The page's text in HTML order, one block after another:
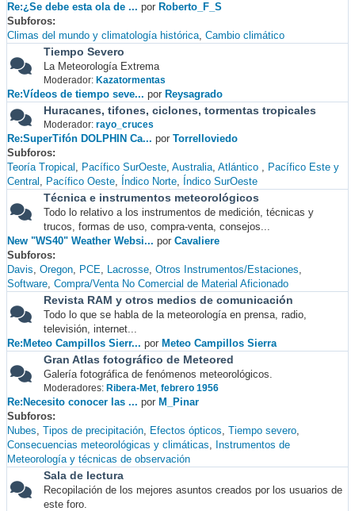
Re:¿Se debe esta ola de ... por Roberto_F_S
Subforos
Climas del mundo y climatología histórica Cambio climático
Tiempo Severo
La Meteorología Extrema
Moderador: Kazatormentas
Re:Vídeos de tiempo seve... por Reysagrado
Huracanes, tifones, ciclones, tormentas tropicales
Moderador: rayo_cruces
Re:SuperTifón DOLPHIN Ca... por Torrelloviedo
Subforos
Teoría Tropical
Pacífico SurOeste Australia Atlántico
Pacífico Este y
Central
Pacífico Oeste Índico Norte Índico SurOeste
Técnica e instrumentos meteorológicos
Todo lo relativo a los instrumentos de medición, técnicas y
trucos, formas de uso, compra-venta, consejos...
New "WS40" Weather Websi... por Cavaliere
Subforos
Davis Oregon PCE Lacrosse Otros Instrumentos/Estaciones
Software Compra/Venta No Comercial de Material Aficionado
Revista RAM y otros medios de comunicación
Todo lo que se habla de la meteorología en prensa, radio,
televisión, internet...
Re:Meteo Campillos Sierr... por Meteo Campillos Sierra
Gran Atlas fotográfico de Meteored
Galería fotográfica de fenómenos meteorológicos.
Moderadores: Ribera-Met, febrero 1956
Re:Necesito conocer las ... por M_Pinar
Subforos
Nubes Tipos de precipitación Efectos ópticos Tiempo severo
Consecuencias meteorológicas y climáticas
Instrumentos de
Meteorología y técnicas de observación
Sala de lectura
Recopilación de los mejores asuntos creados por los usuarios de
este foro.